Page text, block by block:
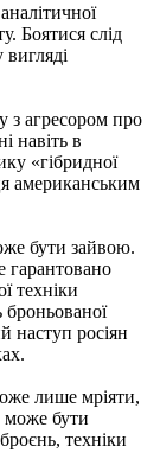
Боятися слід
з агресором про
навіть в
«гібридної
американським
бути зайвою.
гарантовано
техніки
броньованої
наступ росіян
лише мріяти,
може бути
техніки